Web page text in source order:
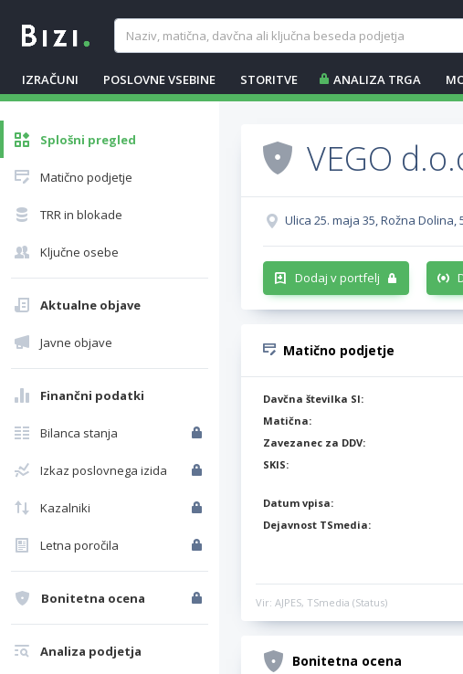
IZRAČUNI POSLOVNE VSEBINE STORITVE ANALIZA TRGA
Splošni pregled
Matično podjetje
TRR in blokade
Ključne osebe
Aktualne objave
Javne objave
Finančni podatki
Bilanca stanja
Izkaz poslovnega izida
Kazalniki
Letna poročila
Bonitetna ocena
Analiza podjetja
VEGO
Ulica 25. maja 35, Rožna Dolina,
Dodaj v portfelj
Matično podjetje
Davčna številka SI:
Matična:
Zavezanec za DDV:
SKIS:
Datum vpisa:
Dejavnost TSmedia:
Vir: AJPES, TSmedia (Status)
Bonitetna ocena